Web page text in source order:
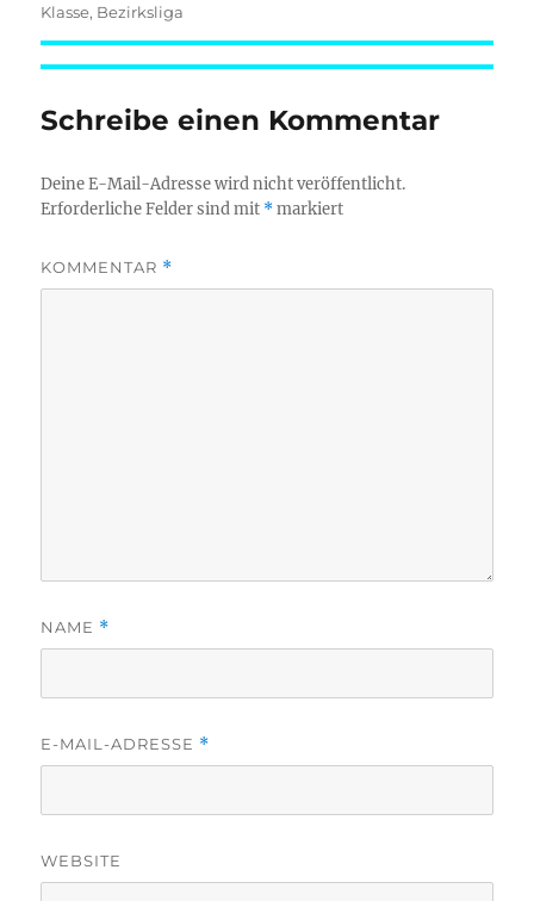
Klasse, Bezirksliga
Schreibe einen Kommentar
Deine E-Mail-Adresse wird nicht veröffentlicht.
Erforderliche Felder sind mit *markiert
KOMMENTAR *
NAME *
E-MAIL-ADRESSE *
WEBSITE